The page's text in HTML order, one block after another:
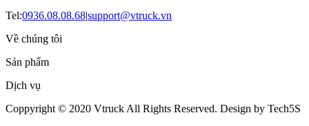
Tel:0936.08.08.68|support@vtruck.vn
Về chúng tôi
Sản phẩm
Dịch vụ
Coppyright © 2020 Vtruck All Rights Reserved. Design by Tech5S